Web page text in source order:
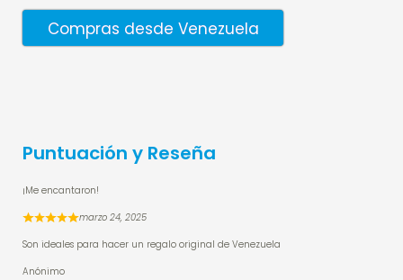
Compras desde Venezuela
Puntuación y Reseña
¡Me encantaron!
marzo 24, 2025
Son ideales para hacer un regalo original de Venezuela
Anónimo